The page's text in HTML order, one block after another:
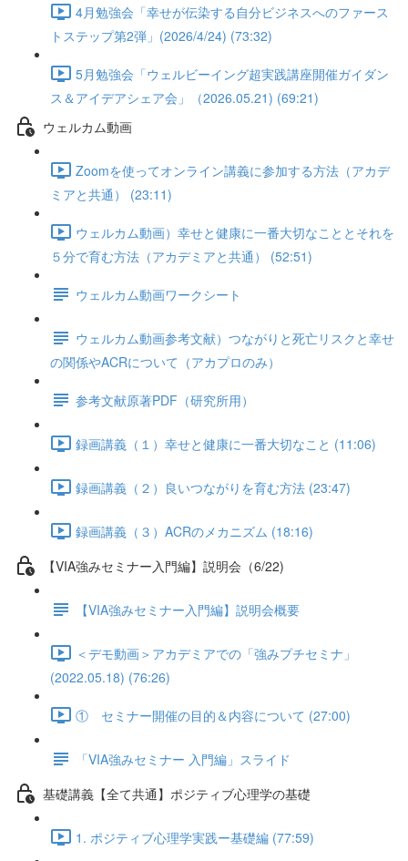
4月勉強会「幸せが伝染する自分ビジネスへのファース
トステップ第2弾」(2026/4/24) (73:32)
5月勉強会「ウェルビーイング超実践講座開催ガイダン
ス＆アイデアシェア会」（2026.05.21) (69:21)
ウェルカム動画
Zoomを使ってオンライン講義に参加する方法（アカデ
ミアと共通） (23:11)
ウェルカム動画）幸せと健康に一番大切なこととそれを
５分で育む方法（アカデミアと共通） (52:51)
ウェルカム動画ワークシート
ウェルカム動画参考文献）つながりと死亡リスクと幸せ
の関係やACRについて（アカプロのみ）
参考文献原著PDF（研究所用）
録画講義（１）幸せと健康に一番大切なこと (11:06)
録画講義（２）良いつながりを育む方法 (23:47)
録画講義（３）ACRのメカニズム (18:16)
【VIA強みセミナー入門編】説明会（6/22)
【VIA強みセミナー入門編】説明会概要
＜デモ動画＞アカデミアでの「強みプチセミナ」
(2022.05.18) (76:26)
① セミナー開催の目的＆内容について (27:00)
「VIA強みセミナー 入門編」スライド
基礎講義【全て共通】ポジティブ心理学の基礎
1. ポジティブ心理学実践ー基礎編 (77:59)